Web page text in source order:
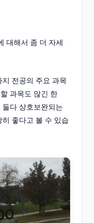
대해서 좀 더 자세
전공의 주요 과목
과목도 많긴 한
다 상호보완되는
좋다고 볼 수 있습